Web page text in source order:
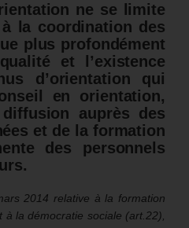
ne se limite
la coordination des
plus profondément
et l’existence
d’orientation qui
en orientation,
auprès des
et de la formation
des personnels
2014 relative à la formation
à la démocratie sociale (art.22),